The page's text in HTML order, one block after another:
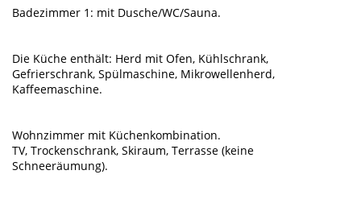
Badezimmer 1: mit Dusche/WC/Sauna.
Die Küche enthält: Herd mit Ofen, Kühlschrank,
Gefrierschrank, Spülmaschine, Mikrowellenherd,
Kaffeemaschine.
Wohnzimmer mit Küchenkombination.
TV, Trockenschrank, Skiraum, Terrasse (keine
Schneeräumung).